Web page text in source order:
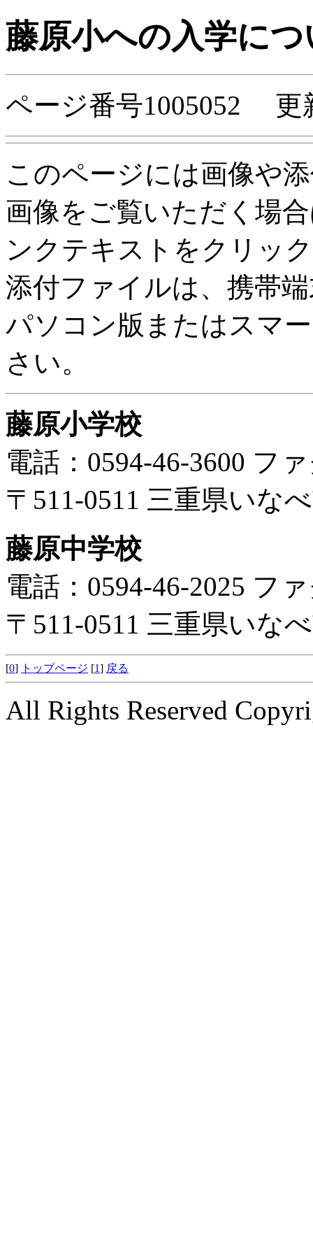
藤原小への入学につ
ページ番号1005052 更
このページには画像や
画像をご覧いただく場
ンクテキストをクリッ
添付ファイルは、携帯
パソコン版またはスマ
さい。
藤原小学校
電話：0594-46-3600 フ
〒511-0511 三重県いな
藤原中学校
電話：0594-46-2025 フ
〒511-0511 三重県いな
[0] トップページ [1] 戻る
All Rights Reserved